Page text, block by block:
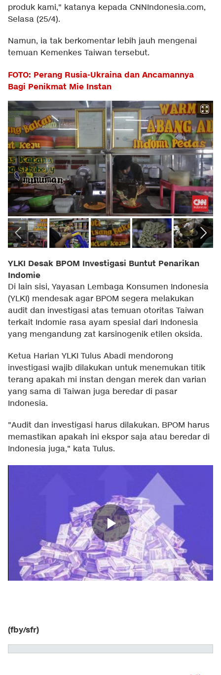
produk kami," katanya kepada CNNIndonesia.com,
Selasa (25/4).
Namun, ia tak berkomentar lebih jauh mengenai
temuan Kemenkes Taiwan tersebut.
FOTO: Perang Rusia-Ukraina dan Ancamannya
Bagi Penikmat Mie Instan
YLKI Desak BPOM Investigasi Buntut Penarikan
Indomie
Di lain sisi, Yayasan Lembaga Konsumen Indonesia
(YLKI) mendesak agar BPOM segera melakukan
audit dan investigasi atas temuan otoritas Taiwan
terkait Indomie rasa ayam spesial dari Indonesia
yang mengandung zat karsinogenik etilen oksida.
Ketua Harian YLKI Tulus Abadi mendorong
investigasi wajib dilakukan untuk menemukan titik
terang apakah mi instan dengan merek dan varian
yang sama di Taiwan juga beredar di pasar
Indonesia.
"Audit dan investigasi harus dilakukan. BPOM harus
memastikan apakah ini ekspor saja atau beredar di
Indonesia juga," kata Tulus.
(fby/sfr)